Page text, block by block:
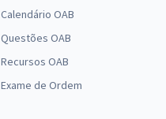
Calendário OAB
Questões OAB
Recursos OAB
Exame de Ordem